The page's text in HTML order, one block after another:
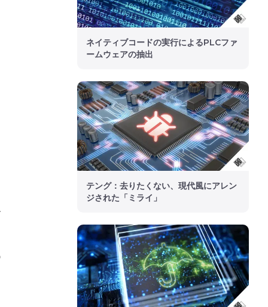
ネイティブコードの実行によるPLCファ
ームウェアの抽出
テング：去りたくない、現代風にアレン
ジされた「ミライ」